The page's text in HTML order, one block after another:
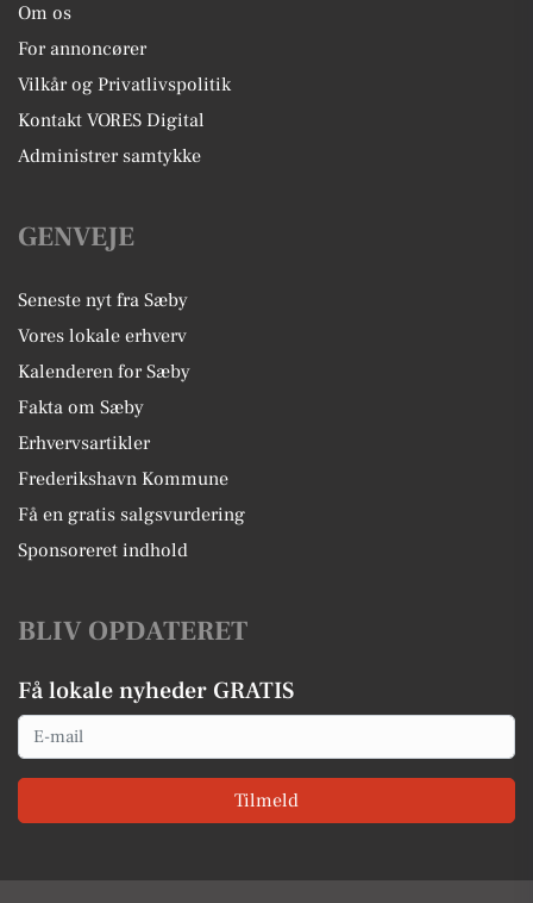
Om os
For annoncører
Vilkår og Privatlivspolitik
Kontakt VORES Digital
Administrer samtykke
GENVEJE
Seneste nyt fra Sæby
Vores lokale erhverv
Kalenderen for Sæby
Fakta om Sæby
Erhvervsartikler
Frederikshavn Kommune
Få en gratis salgsvurdering
Sponsoreret indhold
BLIV OPDATERET
Få lokale nyheder GRATIS
Email
Tilmeld